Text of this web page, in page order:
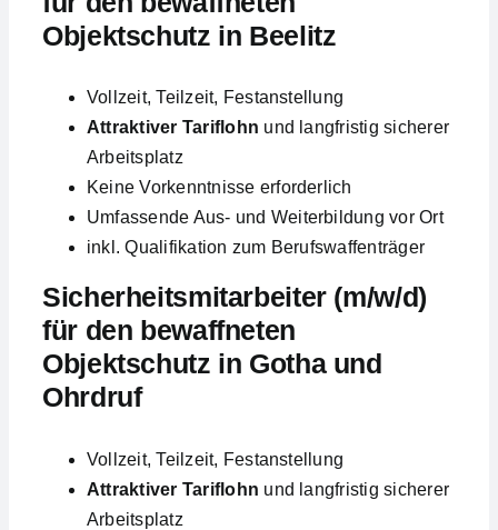
Objektschutz in Beelitz
Vollzeit, Teilzeit, Festanstellung
Attraktiver Tariflohn und langfristig sicherer
Arbeitsplatz
Keine Vorkenntnisse erforderlich
Umfassende Aus- und Weiterbildung vor Ort
inkl. Qualifikation zum Berufswaffenträger
Sicherheitsmitarbeiter (m/w/d)
für den bewaffneten
Objektschutz in Gotha und
Ohrdruf
Vollzeit, Teilzeit, Festanstellung
Attraktiver Tariflohn und langfristig sicherer
Arbeitsplatz